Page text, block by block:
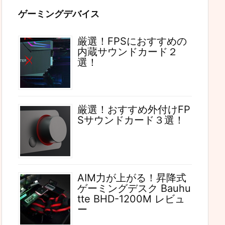
ゲーミングデバイス
厳選！FPSにおすすめの
内蔵サウンドカード２
選！
厳選！おすすめ外付けFP
Sサウンドカード３選！
AIM力が上がる！昇降式
ゲーミングデスク Bauhu
tte BHD-1200M レビュ
ー